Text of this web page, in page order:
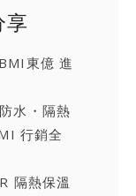
享
東億 進
水・隔熱
行銷全
隔熱保溫